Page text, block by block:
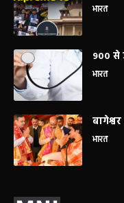
भारत
900 से
भारत
भारत